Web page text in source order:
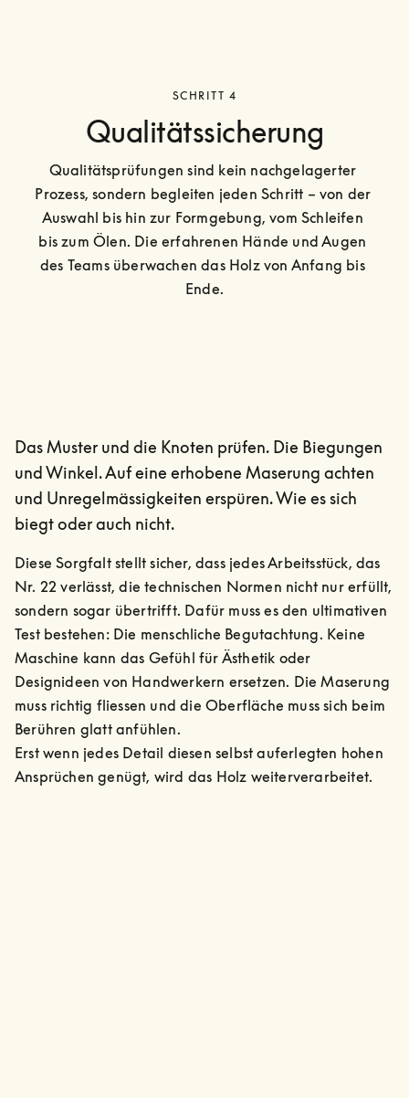
SCHRITT 4
Qualitätssicherung
Qualitätsprüfungen sind kein nachgelagerter
Prozess, sondern begleiten jeden Schritt – von der
Auswahl bis hin zur Formgebung, vom Schleifen
bis zum Ölen. Die erfahrenen Hände und Augen
des Teams überwachen das Holz von Anfang bis
Ende.
Das Muster und die Knoten prüfen. Die Biegungen
und Winkel. Auf eine erhobene Maserung achten
und Unregelmässigkeiten erspüren. Wie es sich
biegt oder auch nicht.
Diese Sorgfalt stellt sicher, dass jedes Arbeitsstück, das
Nr. 22 verlässt, die technischen Normen nicht nur erfüllt,
sondern sogar übertrifft. Dafür muss es den ultimativen
Test bestehen: Die menschliche Begutachtung. Keine
Maschine kann das Gefühl für Ästhetik oder
Designideen von Handwerkern ersetzen. Die Maserung
muss richtig fliessen und die Oberfläche muss sich beim
Berühren glatt anfühlen.
Erst wenn jedes Detail diesen selbst auferlegten hohen
Ansprüchen genügt, wird das Holz weiterverarbeitet.